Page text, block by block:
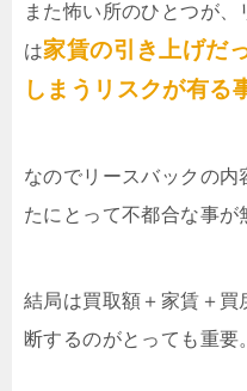
また怖い所のひとつが
は家賃の引き上げだ
しまうリスクが有る
なのでリースバックの
たにとって不都合な事が
結局は買取額＋家賃＋買
断するのがとっても重要